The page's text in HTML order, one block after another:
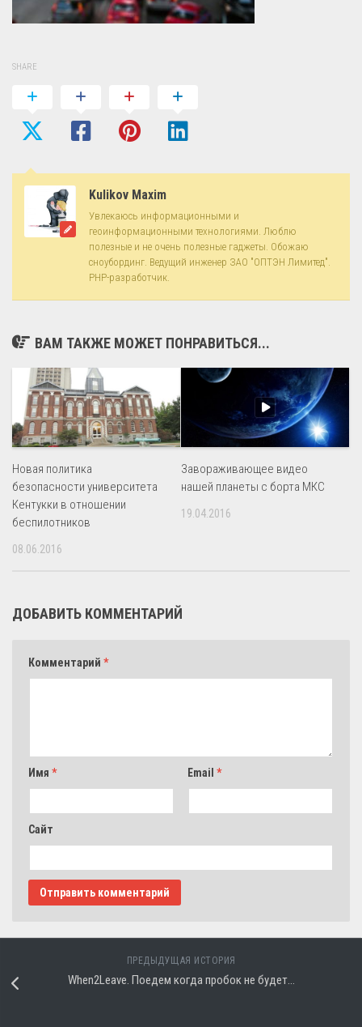
SHARE
Kulikov Maxim
Увлекаюсь информационными и
геоинформационными технологиями. Люблю
полезные и не очень полезные гаджеты. Обожаю
сноубординг. Ведущий инженер ЗАО "ОПТЭН Лимитед".
PHP-разработчик.
ВАМ ТАКЖЕ МОЖЕТ ПОНРАВИТЬСЯ...
Новая политика
безопасности университета
Кентукки в отношении
беспилотников
08.06.2016
Завораживающее видео
нашей планеты с борта МКС
19.04.2016
ДОБАВИТЬ КОММЕНТАРИЙ
Комментарий *
Имя * Email *
Сайт
ПРЕДЫДУЩАЯ ИСТОРИЯ
When2Leave. Поедем когда пробок не будет…